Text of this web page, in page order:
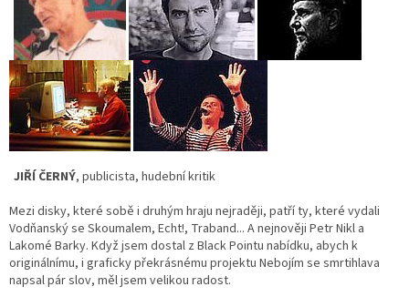
JIŘÍ ČERNÝ, publicista, hudební kritik
Mezi disky, které sobě i druhým hraju nejraději, patří ty, které vydali
Vodňanský se Skoumalem, Echt!, Traband... A nejnověji Petr Nikl a
Lakomé Barky. Když jsem dostal z Black Pointu nabídku, abych k
originálnímu, i graficky překrásnému projektu Nebojím se smrtihlava
napsal pár slov, měl jsem velikou radost.